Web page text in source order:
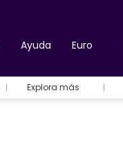
Ayuda Euro
Explora más